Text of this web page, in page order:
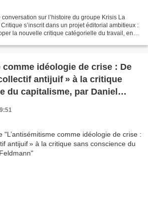
sur l’histoire du groupe Krisis La
s’inscrit dans un projet éditorial ambitieux :
la nouvelle critique catégorielle du travail, en
comme idéologie de crise : De
antijuif » à la critique
du capitalisme, par Daniel